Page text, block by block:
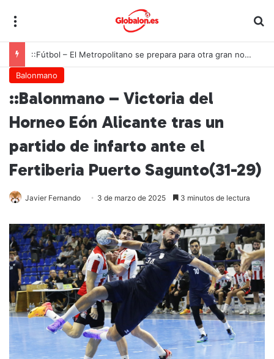
::Fútbol – El Metropolitano se prepara para otra gran noche de la Roja ante Inglaterra
Balonmano
::Balonmano – Victoria del
Horneo Eón Alicante tras un
partido de infarto ante el
Fertiberia Puerto Sagunto(31-29)
Javier Fernando 3 de marzo de 2025 3 minutos de lectura